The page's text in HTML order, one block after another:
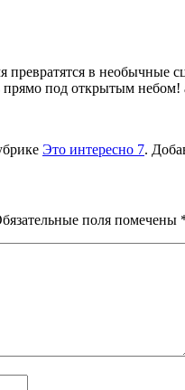
в необычные
прямо под откры­тым небом!
Это интересно 7.
поля помечены